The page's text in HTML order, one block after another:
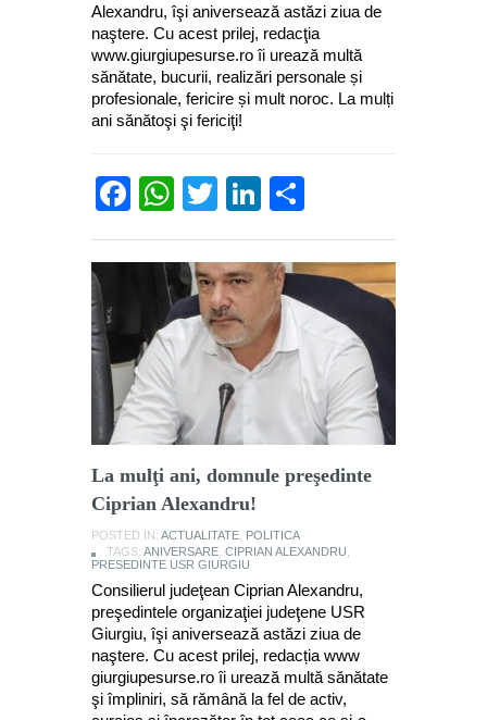
Alexandru, îşi aniversează astăzi ziua de
naştere. Cu acest prilej, redacţia
www.giurgiupesurse.ro îi urează multă
sănătate, bucurii, realizări personale și
profesionale, fericire și mult noroc. La mulți
ani sănătoşi şi fericiţi!
Facebook
WhatsApp
TwitterLinkedIn
La mulţi ani, domnule preşedinte
Ciprian Alexandru!
POSTED IN: ACTUALITATE POLITICA
TAGS: ANIVERSARE CIPRIAN ALEXANDRU
PRESEDINTE USR GIURGIU
Consilierul judeţean Ciprian Alexandru,
preşedintele organizaţiei judeţene USR
Giurgiu, îşi aniversează astăzi ziua de
naştere. Cu acest prilej, redacția www
giurgiupesurse.ro îi urează multă sănătate
şi împliniri, să rămână la fel de activ,